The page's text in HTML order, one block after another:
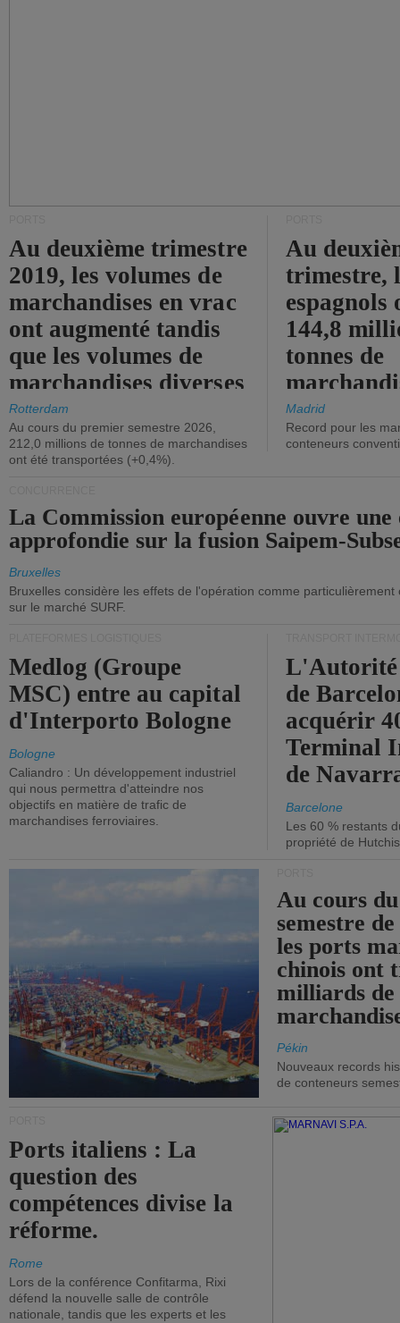
Au deuxième trimestre
2019, les volumes de
marchandises en vrac
ont augmenté tandis
que les volumes de
marchandises diverses
ont diminué.
Rotterdam
Au cours du premier semestre 2026,
212,0 millions de tonnes de marchandises
ont été transportées (+0,4%).
Au
trimestre,
144,8
tonnes de
(+2,9%).
Madrid
Record pour les
conteneurs
La Commission européenne ouvre une
approfondie sur la fusion Saipem-
Bruxelles
Bruxelles considère les effets de l'opération comme
sur le marché SURF.
Medlog (Groupe
MSC) entre au capital
d'Interporto Bologne
Bologne
Caliandro : Un développement industriel
qui nous permettra d'atteindre nos
objectifs en matière de trafic de
marchandises ferroviaires.
de
acquérir
Terminal
de
Barcelone
Les 60 % restants
propriété de
Au cours
semestre
les ports
chinois ont
milliards de
Pékin
Nouveaux records
de conteneurs
Ports italiens : La
question des
compétences divise la
réforme.
Rome
Lors de la conférence Confitarma, Rixi
défend la nouvelle salle de contrôle
nationale, tandis que les experts et les